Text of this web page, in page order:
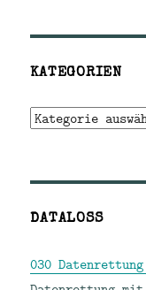
KATEGORIEN
Kategorien
DATALOSS
030